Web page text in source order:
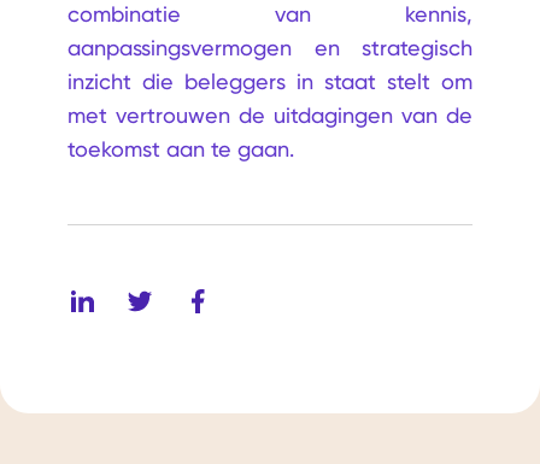
combinatie van kennis,
aanpassingsvermogen en strategisch
inzicht die beleggers in staat stelt om
met vertrouwen de uitdagingen van de
toekomst aan te gaan.